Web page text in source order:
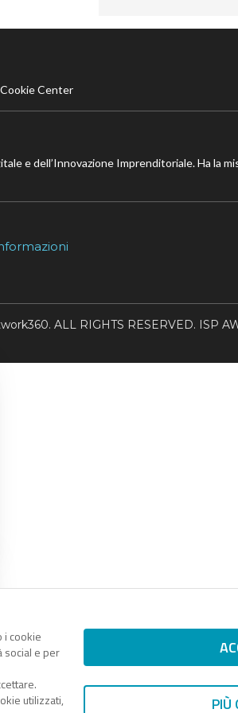
i cookie
social e per
utilizzati,
PIÙ
Cookie Center
e dell’Innovazione Imprenditoriale. Ha la
ALL RIGHTS RESERVED. ISP